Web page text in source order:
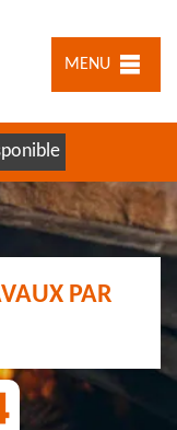
MENU
PAR